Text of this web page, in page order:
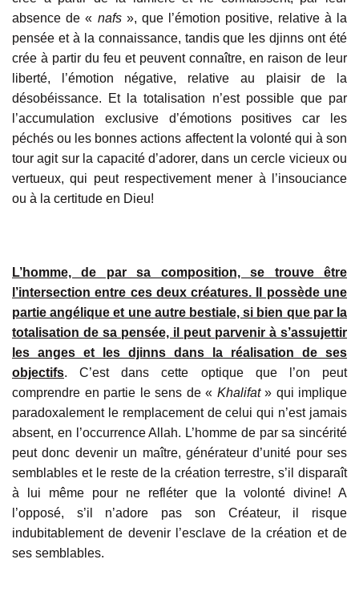
absence de « nafs », que l’émotion positive, relative à la
pensée et à la connaissance, tandis que les djinns ont été
crée à partir du feu et peuvent connaître, en raison de leur
liberté, l’émotion négative, relative au plaisir de la
désobéissance. Et la totalisation n’est possible que par
l’accumulation exclusive d’émotions positives car les
péchés ou les bonnes actions affectent la volonté qui à son
tour agit sur la capacité d’adorer, dans un cercle vicieux ou
vertueux, qui peut respectivement mener à l’insouciance
ou à la certitude en Dieu!
L’homme, de par sa composition, se trouve être
l’intersection entre ces deux créatures. Il possède une
partie angélique et une autre bestiale, si bien que par la
totalisation de sa pensée, il peut parvenir à s’assujettir
les anges et les djinns dans la réalisation de ses
objectifs. C’est dans cette optique que l’on peut
comprendre en partie le sens de « Khalifat » qui implique
paradoxalement le remplacement de celui qui n’est jamais
absent, en l’occurrence Allah. L’homme de par sa sincérité
peut donc devenir un maître, générateur d’unité pour ses
semblables et le reste de la création terrestre, s’il disparaît
à lui même pour ne refléter que la volonté divine! A
l’opposé, s’il n’adore pas son Créateur, il risque
indubitablement de devenir l’esclave de la création et de
ses semblables.